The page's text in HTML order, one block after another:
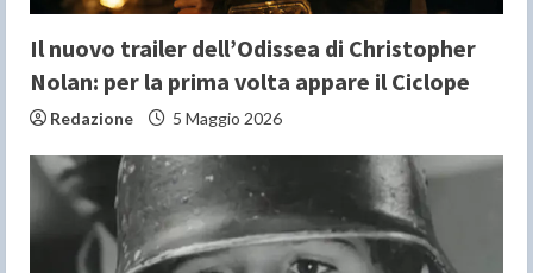
Il nuovo trailer dell’Odissea di Christopher
Nolan: per la prima volta appare il Ciclope
Redazione 5 Maggio 2026